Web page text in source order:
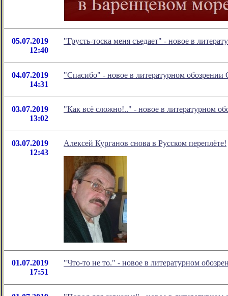
05.07.2019
12:40
"Грусть-тоска меня съедает" - новое в
04.07.2019
14:31
"Спасибо" - новое в литературном
03.07.2019
13:02
"Как всё сложно!.." - новое в литературном
03.07.2019
12:43
Алексей Курганов снова в Русском переплёте!
01.07.2019
17:51
"Что-то не то." - новое в литературном